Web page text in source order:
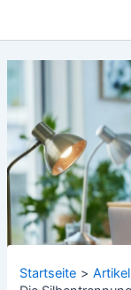
Startseite Artikel